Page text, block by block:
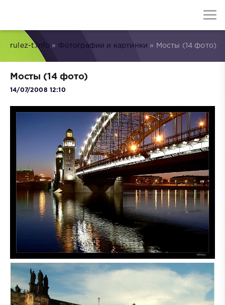
rulez-t.info » Фотографии и картинки » Мосты (14 фото)
Мосты (14 фото)
14/07/2008 12:10